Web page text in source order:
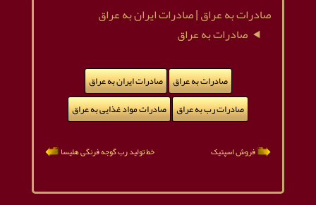
صادرات به عراق | صادرات ایران به عراق
صادرات به عراق
صادرات به عراق صادرات ایران به عراق
صادرات رب به عراق صادرات مواد غذایی به عراق
فروش اسپتیک خط تولید رب گوجه فرنگی هلیسا